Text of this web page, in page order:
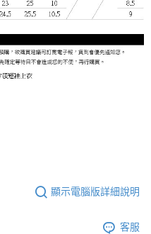
顯示電腦版詳細說明
客服